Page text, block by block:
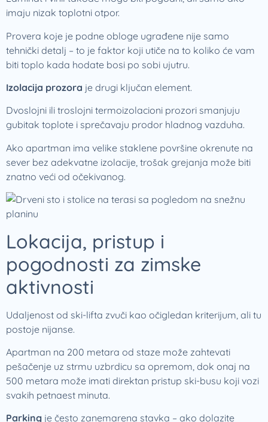
imaju nizak toplotni otpor.
Provera koje je podne obloge ugrađene nije samo
tehnički detalj – to je faktor koji utiče na to koliko će vam
biti toplo kada hodate bosi po sobi ujutru.
Izolacija prozora je drugi ključan element.
Dvoslojni ili troslojni termoizolacioni prozori smanjuju
gubitak toplote i sprečavaju prodor hladnog vazduha.
Ako apartman ima velike staklene površine okrenute na
sever bez adekvatne izolacije, trošak grejanja može biti
znatno veći od očekivanog.
Lokacija, pristup i
pogodnosti za zimske
aktivnosti
Udaljenost od ski-lifta zvuči kao očigledan kriterijum, ali tu
postoje nijanse.
Apartman na 200 metara od staze može zahtevati
pešačenje uz strmu uzbrdicu sa opremom, dok onaj na
500 metara može imati direktan pristup ski-busu koji vozi
svakih petnaest minuta.
Parking je često zanemarena stavka – ako dolazite